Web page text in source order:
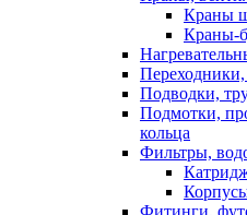
Краны
Краны-
Подводки,
Подмотки,
кольца
Фильтры,
Фитинги,